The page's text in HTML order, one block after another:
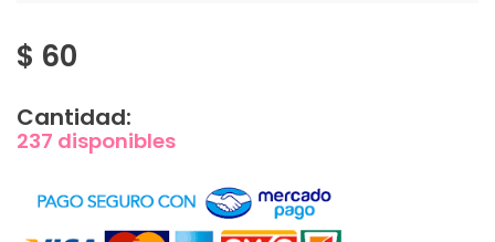
$ 60
Cantidad:
237 disponibles